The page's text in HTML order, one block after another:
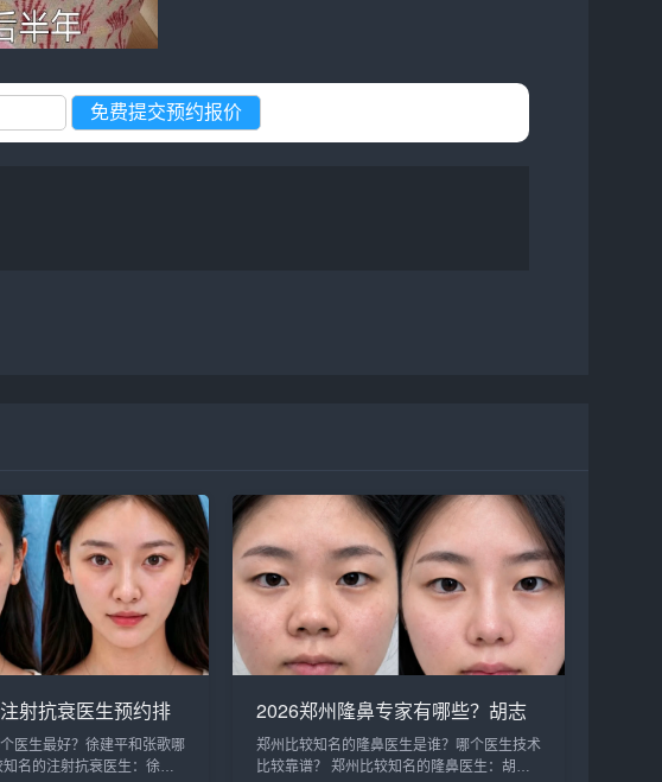
射抗衰医生预约排
、张歌、赵永华、张
、唐喜、李娟、朱怡
医生最好？徐建平和张歌哪
名的注射抗衰医生：徐建
2026郑州隆鼻专家有哪些？胡志
成、周蔚、张海洋、王启立、张
鹏、李冰谁做鼻子更好？
郑州比较知名的隆鼻医生是谁？哪个医生技术
比较靠谱？ 郑州比较知名的隆鼻医生：胡志